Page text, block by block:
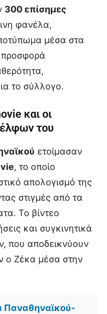
300 επίσημες
φανέλα,
μέσα στα
το σύλλογο.
και οι
του
ετοίμασαν
, το οποίο
απολογισμό της
στιγμές από τα
Το βίντεο
και συγκινητικά
που αποδεικνύουν
ο Ζέκα μέσα στην
Παναθηναϊκού-